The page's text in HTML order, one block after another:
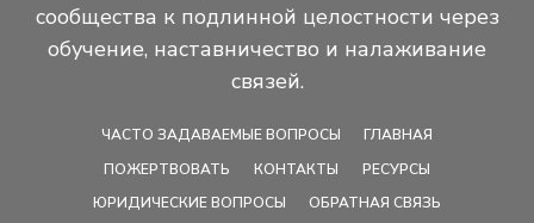
сообщества к подлинной целостности через
обучение, наставничество и налаживание
связей.
ЧАСТО ЗАДАВАЕМЫЕ ВОПРОСЫ
ГЛАВНАЯ
ПОЖЕРТВОВАТЬ
КОНТАКТЫ
РЕСУРСЫ
ЮРИДИЧЕСКИЕ ВОПРОСЫ
ОБРАТНАЯ СВЯЗЬ